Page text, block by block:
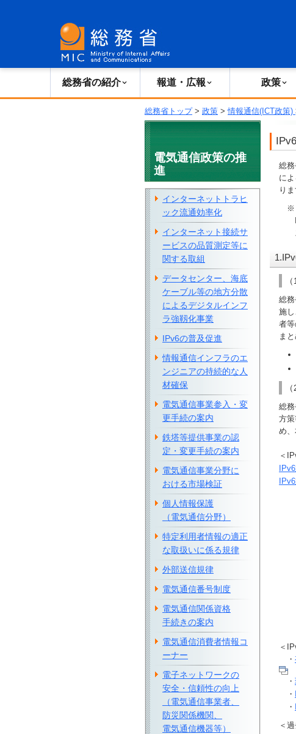
総務省の紹介 報道・広報 政策
総務省トップ> 政策 >情報通信(ICT政策)
総
に
りま
※
総
施
者
ま
総
方
め
＜
＜
・
・
・
・
＜
電気通信政策の推
進
インターネットトラヒ
ック流通効率化
インターネット接続サ
ービスの品質測定等に
関する取組
データセンター、海底
ケーブル等の地方分散
によるデジタルインフ
ラ強靱化事業
IPv6の普及促進
情報通信インフラのエ
ンジニアの持続的な人
材確保
電気通信事業参入・変
更手続の案内
鉄塔等提供事業の認
定・変更手続の案内
電気通信事業分野に
おける市場検証
個人情報保護
（電気通信分野）
特定利用者情報の適正
な取扱いに係る規律
外部送信規律
電気通信番号制度
電気通信関係資格
手続きの案内
電気通信消費者情報コ
ーナー
電子ネットワークの
安全・信頼性の向上
（電気通信事業者、
防災関係機関、
電気通信機器等）